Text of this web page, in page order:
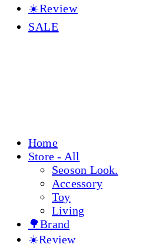
☀️Review
SALE
Home
Store - All
Seoson Look.
Accessory
Toy
Living
🌳Brand
☀️Review